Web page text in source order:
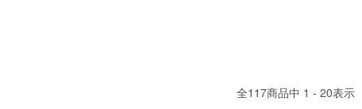
全117商品中 1 - 20表示